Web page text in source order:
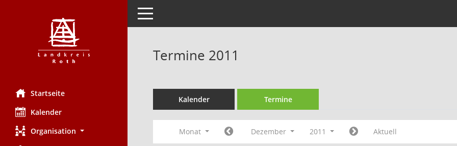
Startseite
Kalender
Organisation
Toggle navigation
Termine 2011
Kalender Termine
Monat Dezember 2011 Aktuell